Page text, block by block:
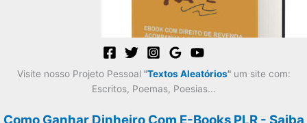
Visite nosso Projeto Pessoal "Textos Aleatórios"um site com:
Escritos, Poemas, Poesias...